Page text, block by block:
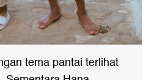
tema pantai terlihat